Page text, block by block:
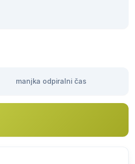
manjka odpiralni čas